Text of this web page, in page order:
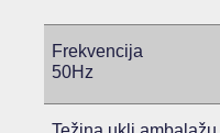
Frekvencija
50Hz